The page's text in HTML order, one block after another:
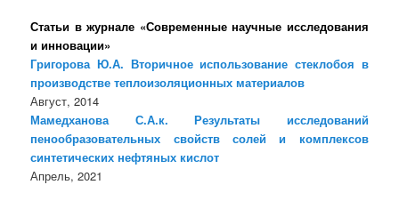
Статьи в журнале «Современные научные исследования
и инновации»
Григорова Ю.А. Вторичное использование стеклобоя в
производстве теплоизоляционных материалов
Август, 2014
Мамедханова С.А.к. Результаты исследований
пенообразовательных свойств солей и комплексов
синтетических нефтяных кислот
Апрель, 2021